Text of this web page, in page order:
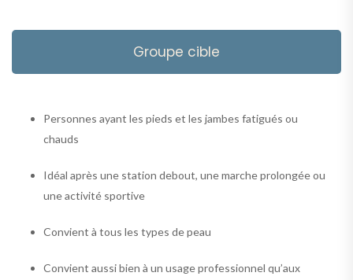
Groupe cible
Personnes ayant les pieds et les jambes fatigués ou
chauds
Idéal après une station debout, une marche prolongée ou
une activité sportive
Convient à tous les types de peau
Convient aussi bien à un usage professionnel qu’aux